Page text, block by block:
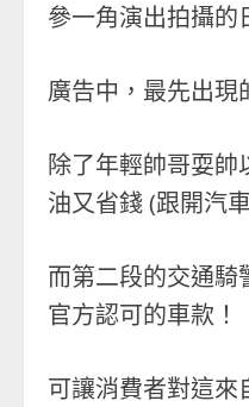
參一角演出拍攝的
廣告中，最先出現
除了年輕帥哥耍
油又省錢 (跟開汽
而第二段的交通
官方認可的車款！
可讓消費者對這來